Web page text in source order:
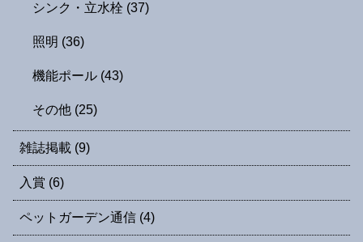
シンク・立水栓 (37)
照明 (36)
機能ポール (43)
その他 (25)
雑誌掲載 (9)
入賞 (6)
ペットガーデン通信 (4)